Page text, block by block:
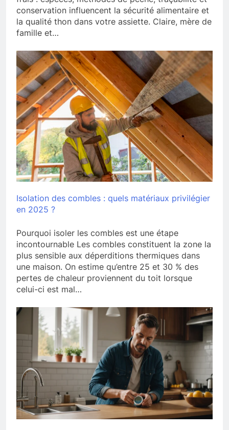
conservation influencent la sécurité alimentaire et
la qualité thon dans votre assiette. Claire, mère de
famille et…
Isolation des combles : quels matériaux privilégier
en 2025 ?
Pourquoi isoler les combles est une étape
incontournable Les combles constituent la zone la
plus sensible aux déperditions thermiques dans
une maison. On estime qu’entre 25 et 30 % des
pertes de chaleur proviennent du toit lorsque
celui-ci est mal…